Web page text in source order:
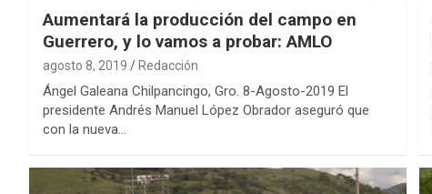
Aumentará la producción del campo en
Guerrero, y lo vamos a probar: AMLO
agosto 8, 2019 Redacción
Ángel Galeana Chilpancingo, Gro. 8-Agosto-2019 El
presidente Andrés Manuel López Obrador aseguró que
con la nueva…